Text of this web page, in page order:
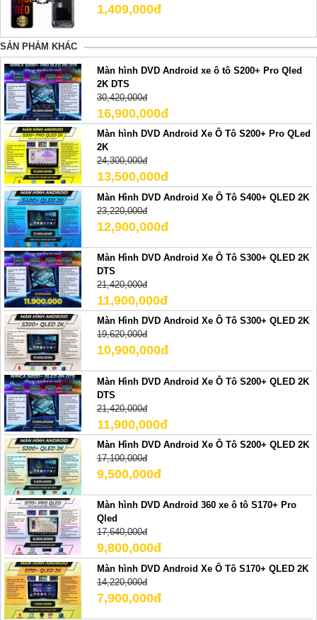
1,409,000đ
SẢN PHẢM KHÁC
Màn hình DVD Android xe ô tô S200+ Pro Qled
2K DTS
30,420,000đ
16,900,000đ
Màn hình DVD Android Xe Ô Tô S200+ Pro QLed
2K
24,300,000đ
13,500,000đ
Màn Hình DVD Android Xe Ô Tô S400+ QLED 2K
23,220,000đ
12,900,000đ
Màn Hình DVD Android Xe Ô Tô S300+ QLED 2K
DTS
21,420,000đ
11,900,000đ
Màn Hình DVD Android Xe Ô Tô S300+ QLED 2K
19,620,000đ
10,900,000đ
Màn Hình DVD Android Xe Ô Tô S200+ QLED 2K
DTS
21,420,000đ
11,900,000đ
Màn Hình DVD Android Xe Ô Tô S200+ QLED 2K
17,100,000đ
9,500,000đ
Màn hình DVD Android 360 xe ô tô S170+ Pro
Qled
17,640,000đ
9,800,000đ
Màn hình DVD Android Xe Ô Tô S170+ QLED 2K
14,220,000đ
7,900,000đ